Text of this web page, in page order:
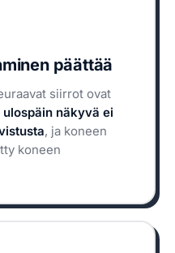
päättää
siirrot ovat
ulospäin näkyvä ei
, ja koneen
koneen